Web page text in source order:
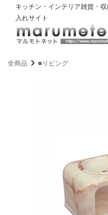
キッチン・インテリア雑貨・
入れサイト
全商品 ■リビング